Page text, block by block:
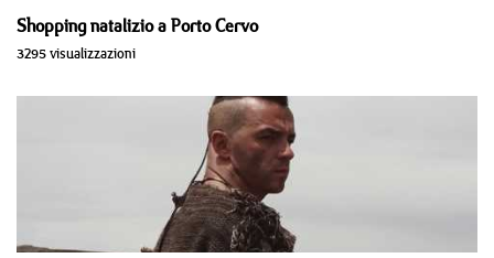
Shopping natalizio a Porto Cervo
3295 visualizzazioni